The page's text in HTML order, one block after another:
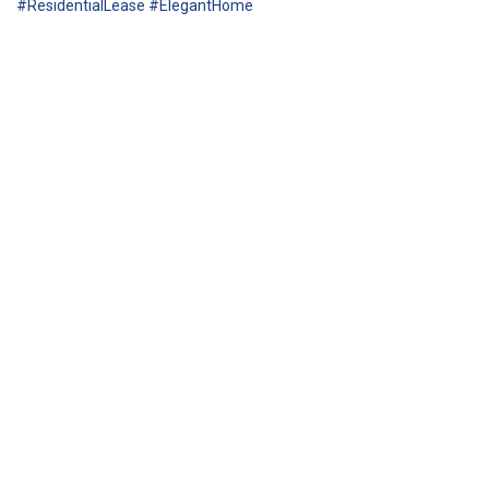
#ResidentialLease #ElegantHome